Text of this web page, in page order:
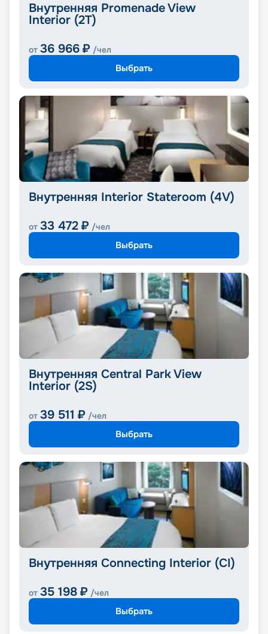
Внутренняя Promenade View
Interior (2T)
от 36 966 ₽ /чел
Выбрать
Внутренняя Interior Stateroom (4V)
от 33 472 ₽ /чел
Выбрать
Внутренняя Central Park View
Interior (2S)
от 39 511 ₽ /чел
Выбрать
Внутренняя Connecting Interior (CI)
от 35 198 ₽ /чел
Выбрать